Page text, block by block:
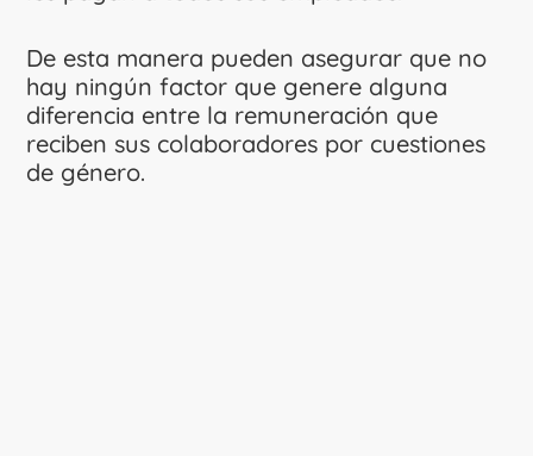
De esta manera pueden asegurar que no
hay ningún factor que genere alguna
diferencia entre la remuneración que
reciben sus colaboradores por cuestiones
de género.